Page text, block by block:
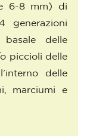
6-8 mm) di
generazioni
basale delle
piccioli delle
delle
marciumi e